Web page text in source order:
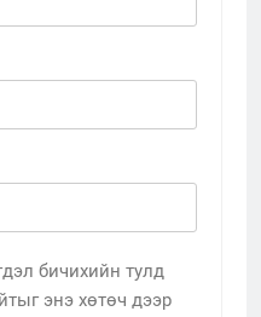
бичихийн тулд
энэ хөтөч дээр